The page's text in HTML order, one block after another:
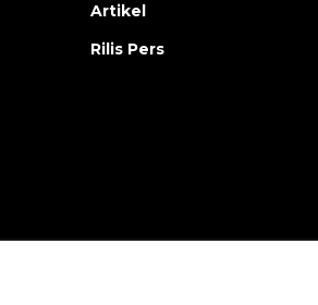
Artikel
Rilis Pers